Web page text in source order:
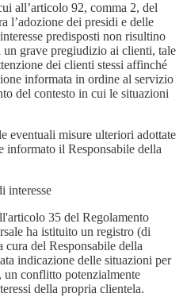
all’articolo 92, comma 2, del
l’adozione dei presidi e delle
predisposti non risultino
grave pregiudizio ai clienti, tale
dei clienti stessi affinché
informata in ordine al servizio
del contesto in cui le situazioni
eventuali misure ulteriori adottate
informato il Responsabile della
interesse
35 del Regolamento
ha istituito un registro (di
del Responsabile della
indicazione delle situazioni per
un conflitto potenzialmente
della propria clientela.